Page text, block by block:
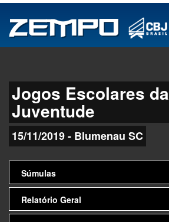
Jogos Escolares da
Juventude
15/11/2019 - Blumenau SC
Súmulas
Relatório Geral